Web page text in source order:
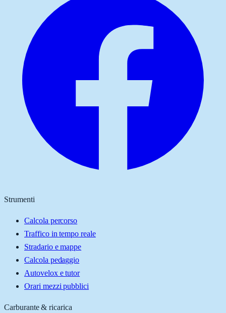
Strumenti
Calcola percorso
Traffico in tempo reale
Stradario e mappe
Calcola pedaggio
Autovelox e tutor
Orari mezzi pubblici
Carburante & ricarica